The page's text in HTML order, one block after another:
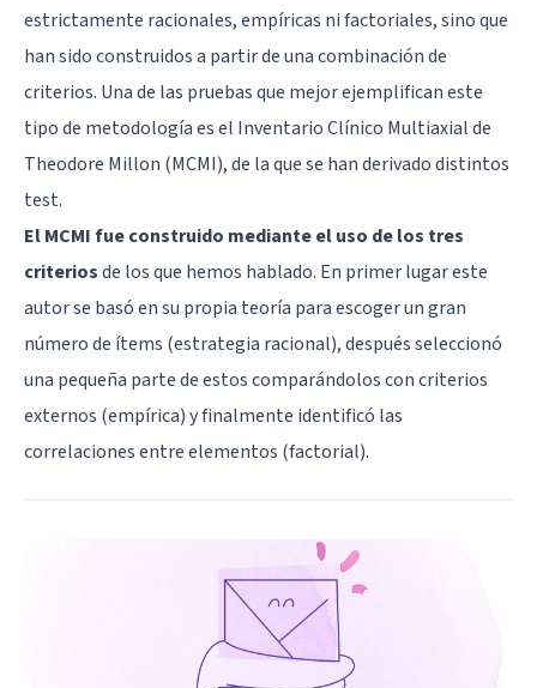
estrictamente racionales, empíricas ni factoriales, sino que
han sido construidos a partir de una combinación de
criterios. Una de las pruebas que mejor ejemplifican este
tipo de metodología es el Inventario Clínico Multiaxial de
Theodore Millon (MCMI), de la que se han derivado distintos
test.
El MCMI fue construido mediante el uso de los tres
criteriosde los que hemos hablado. En primer lugar este
autor se basó en su propia teoría para escoger un gran
número de ítems (estrategia racional), después seleccionó
una pequeña parte de estos comparándolos con criterios
externos (empírica) y finalmente identificó las
correlaciones entre elementos (factorial).